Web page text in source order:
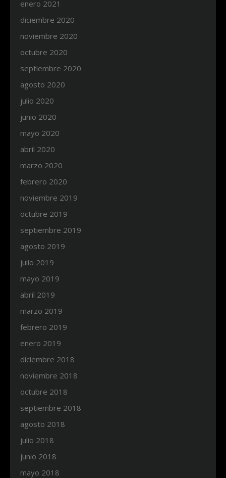
enero 2021
diciembre 2020
noviembre 2020
octubre 2020
septiembre 2020
agosto 2020
julio 2020
junio 2020
mayo 2020
abril 2020
marzo 2020
febrero 2020
noviembre 2019
octubre 2019
septiembre 2019
agosto 2019
julio 2019
mayo 2019
abril 2019
marzo 2019
febrero 2019
enero 2019
diciembre 2018
noviembre 2018
octubre 2018
septiembre 2018
agosto 2018
julio 2018
junio 2018
mayo 2018